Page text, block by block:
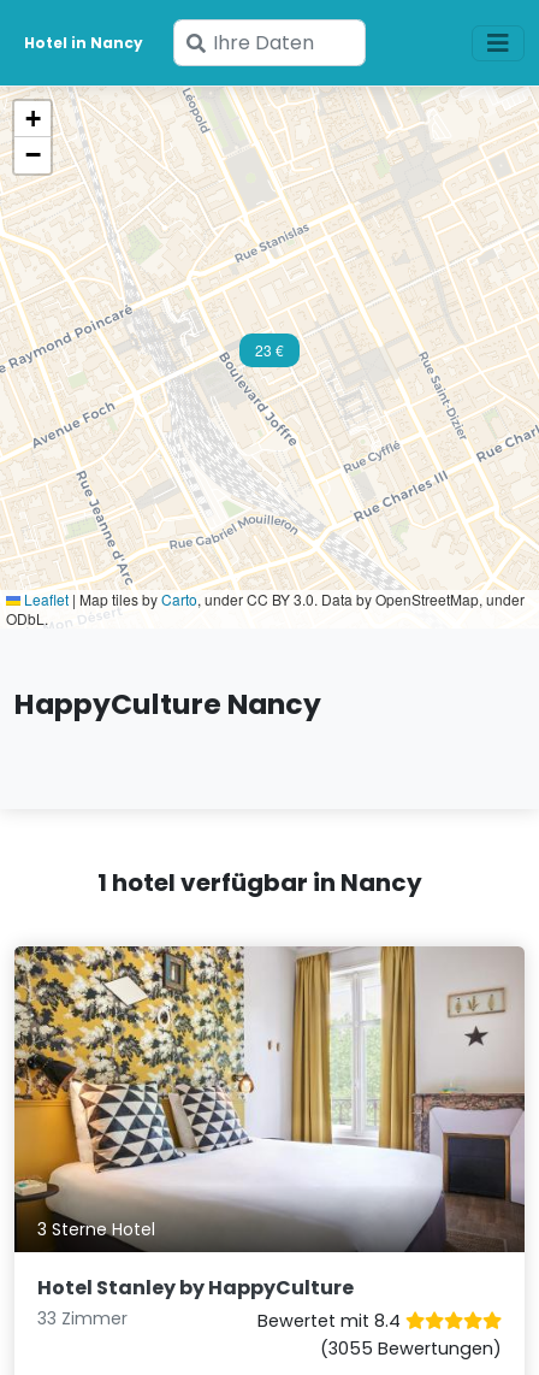
Hotel in Nancy
Geben
Sie
Ihre
Daten
ein
23 €
+
−
Leaflet | Map tiles byCarto, under CC BY 3.0. Data by OpenStreetMap, under
ODbL.
HappyCulture Nancy
1 hotel verfügbar in Nancy
3 Sterne Hotel
Hotel Stanley by HappyCulture
33 Zimmer
Bewertet mit 8.4
(3055 Bewertungen)